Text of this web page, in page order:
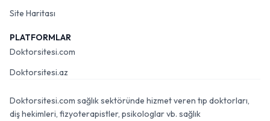
Site Haritası
PLATFORMLAR
Doktorsitesi.com
Doktorsitesi.az
Doktorsitesi.com sağlık sektöründe hizmet veren tıp doktorları,
diş hekimleri, fizyoterapistler, psikologlar vb. sağlık